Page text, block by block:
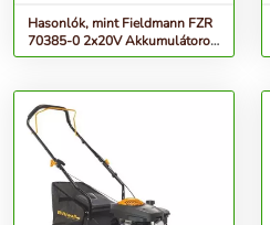
Hasonlók, mint Fieldmann FZR
70385-0 2x20V Akkumulátoros
Fűnyíró, Zöld-Fekete (a...